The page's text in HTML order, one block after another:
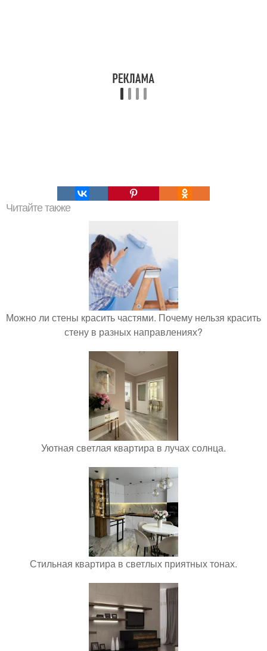
Читайте также
Можно ли стены красить частями. Почему нельзя красить
стену в разных направлениях?
Уютная светлая квартира в лучах солнца.
Стильная квартира в светлых приятных тонах.